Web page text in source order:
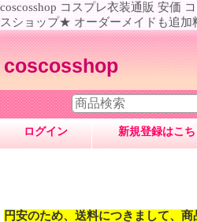
coscosshop コスプレ衣装通販 安価
スショップ★ オーダーメイドも追加
coscosshop
ログイン 新規登録はこち
円安のため、送料につきまして、商